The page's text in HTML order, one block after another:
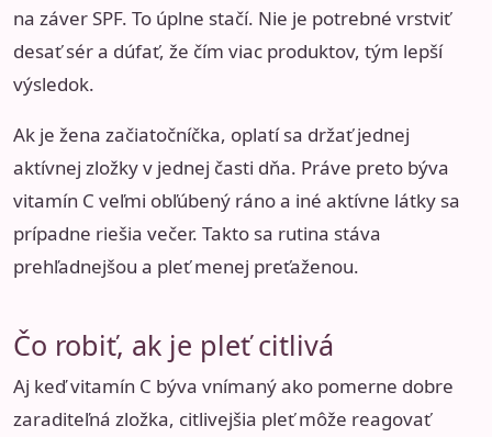
na záver SPF. To úplne stačí. Nie je potrebné vrstviť
desať sér a dúfať, že čím viac produktov, tým lepší
výsledok.
Ak je žena začiatočníčka, oplatí sa držať jednej
aktívnej zložky v jednej časti dňa. Práve preto býva
vitamín C veľmi obľúbený ráno a iné aktívne látky sa
prípadne riešia večer. Takto sa rutina stáva
prehľadnejšou a pleť menej preťaženou.
Čo robiť, ak je pleť citlivá
Aj keď vitamín C býva vnímaný ako pomerne dobre
zaraditeľná zložka, citlivejšia pleť môže reagovať